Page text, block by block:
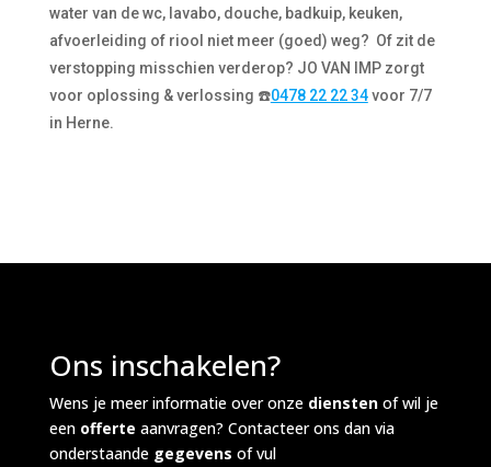
water van de wc, lavabo, douche, badkuip, keuken,
afvoerleiding of riool niet meer (goed) weg? Of zit de
verstopping misschien verderop? JO VAN IMP zorgt
voor oplossing & verlossing ☎️0478 22 22 34voor 7/7
in Herne.
Ons inschakelen?
Wens je meer informatie over onze diensten of wil je
een offerte aanvragen? Contacteer ons dan via
onderstaande gegevens of vul